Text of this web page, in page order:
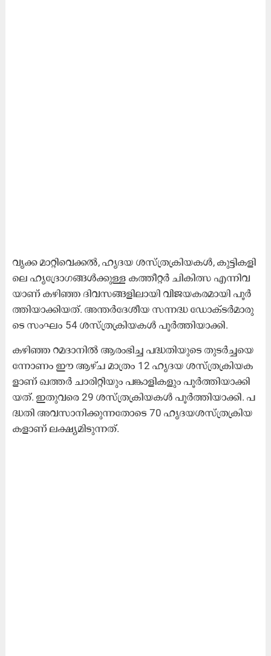
വൃ​ക്ക മാ​റ്റി​വെ​ക്ക​ൽ, ഹൃ​ദ​യ ശ​സ്ത്ര​ക്രി​യ​ക​ൾ, കു​ട്ടി​ക​ളി​
ലെ ഹൃ​ദ്രോ​ഗ​ങ്ങ​ൾ​ക്കു​ള്ള ക​ത്തീ​റ്റ​ർ ചി​കി​ത്സ എ​ന്നി​വ​
യാ​ണ് ക​ഴി​ഞ്ഞ ദി​വ​സ​ങ്ങ​ളി​ലാ​യി വി​ജ​യ​ക​ര​മാ​യി പൂ​ർ​
ത്തി​യാ​ക്കി​യ​ത്. അ​ന്ത​ർ​ദേ​ശീ​യ സ​ന്ന​ദ്ധ ഡോ​ക്ട​ർ​മാ​രു​
ടെ സം​ഘം 54 ശ​സ്ത്ര​ക്രി​യ​ക​ൾ പൂ​ർ​ത്തി​യാ​ക്കി.
ക​ഴി​ഞ്ഞ റ​മ​ദാ​നി​ൽ ആ​രം​ഭി​ച്ച പ​ദ്ധ​തി​യു​ടെ തു​ട​ർ​ച്ച​യെ​
ന്നോ​ണം ഈ ​ആ​ഴ്ച മാ​ത്രം 12 ഹൃ​ദ​യ ശ​സ്ത്ര​ക്രി​യ​ക​
ളാ​ണ് ഖ​ത്ത​ർ ചാ​രി​റ്റി​യും പ​ങ്കാ​ളി​ക​ളും പൂ​ർ​ത്തി​യാ​ക്കി​
യ​ത്. ഇ​തു​വ​രെ 29 ശ​സ്ത്ര​ക്രി​യ​ക​ൾ പൂ​ർ​ത്തി​യാ​ക്കി. പ​
ദ്ധ​തി അ​വ​സാ​നി​ക്കു​ന്ന​തോ​ടെ 70 ഹൃ​ദ​യ​ശ​സ്ത്ര​ക്രി​യ​
ക​ളാ​ണ് ല​ക്ഷ്യ​മി​ടു​ന്ന​ത്.